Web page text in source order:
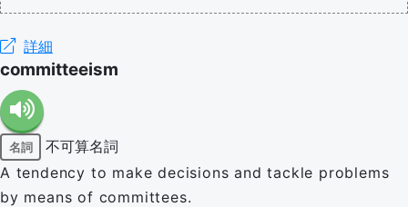
詳細
committeeism
名詞
不可算名詞
A tendency to make decisions and tackle problems
by means of committees.